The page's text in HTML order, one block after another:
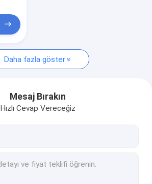
Daha fazla göster
Mesaj Bırakın
Hızlı Cevap Vereceğiz